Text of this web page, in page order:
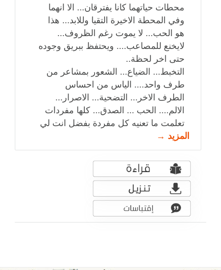
محطات حياتهما كانا يفترقان... الا انهما
وفي المحطة الاخيرة التقيا وللابد... هذا
هو الحب... لا يموت رغم الظروف...
لايخنع للمصاعب.... ويحتفظ ببريق وجوده
حتى اخر لحظة..
التخبط... الضياع... الشعور بمشاعر من
طرف واحد.... الياس من احساس
الطرف الاخر... التضحية... الاصرار...
الالم.... الحب ... الصدق... كلها مفردات
تعلمت ما تعنيه كل مفردة بفضل انت لي
المزيد →